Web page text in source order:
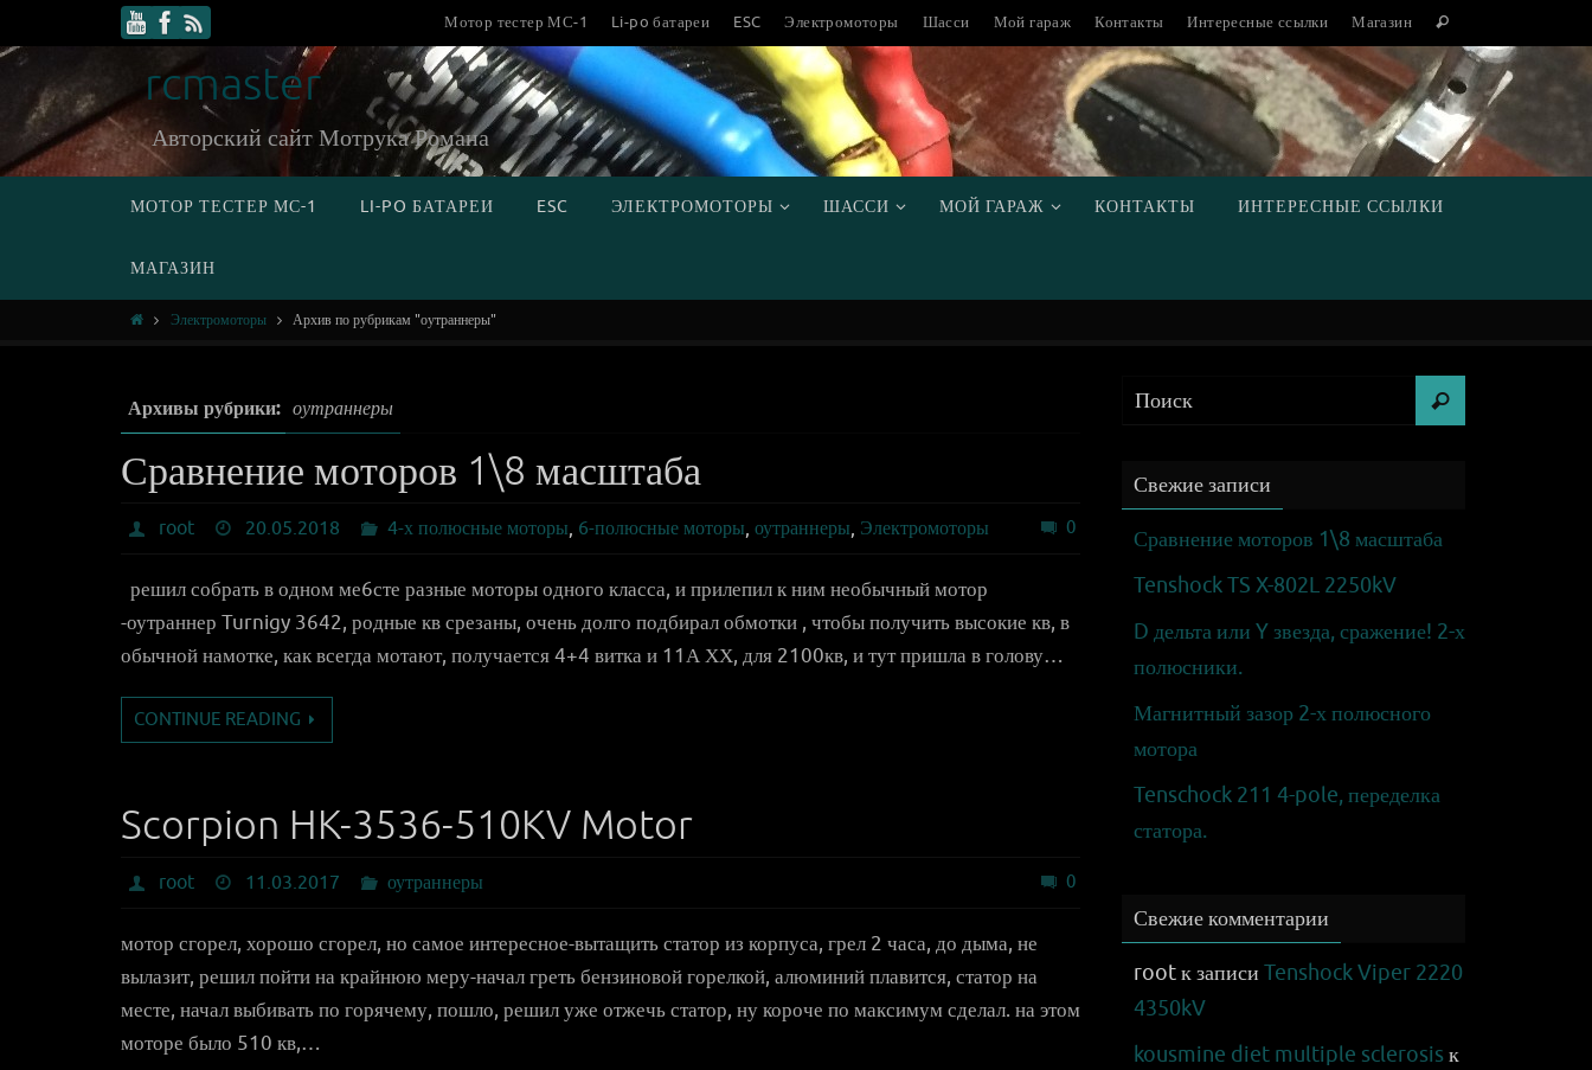
Мотор тестер МС-1 Li-po батареи ESC Электромоторы Шасси Мой гараж Контакты Интересные ссылки Магазин
rcmaster
Авторский сайт Мотрука Романа
МОТОР ТЕСТЕР МС-1 LI-PO БАТАРЕИ ESC ЭЛЕКТРОМОТОРЫ ШАССИ МОЙ ГАРАЖ КОНТАКТЫ ИНТЕРЕСНЫЕ ССЫЛКИ
МАГАЗИН
Электромоторы Архив по рубрикам "оутраннеры"
Архивы рубрики: оутраннеры
Сравнение моторов 1\8 масштаба
root 20.05.2018 4-х полюсные моторы, 6-полюсные моторы,оутраннеры, Электромоторы 0
решил собрать в одном ме6сте разные моторы одного класса, и прилепил к ним необычный мотор
-оутраннер Turnigy 3642, родные кв срезаны, очень долго подбирал обмотки , чтобы получить высокие кв, в
обычной намотке, как всегда мотают, получается 4+4 витка и 11А ХХ, для 2100кв, и тут пришла в голову…
CONTINUE READING
Scorpion HK-3536-510KV Motor
root 11.03.2017 оутраннеры 0
мотор сгорел, хорошо сгорел, но самое интересное-вытащить статор из корпуса, грел 2 часа, до дыма, не
вылазит, решил пойти на крайнюю меру-начал греть бензиновой горелкой, алюминий плавится, статор на
месте, начал выбивать по горячему, пошло, решил уже отжечь статор, ну короче по максимум сделал. на этом
моторе было 510 кв,…
Свежие записи
Сравнение моторов 1\8 масштаба
Tenshock TS X-802L 2250kV
D дельта или Y звезда, сражение! 2-х
полюсники.
Магнитный зазор 2-х полюсного
мотора
Tenschock 211 4-pole, переделка
статора.
Свежие комментарии
rootк записи Tenshock Viper 2220
4350kV
kousmine diet multiple sclerosisк